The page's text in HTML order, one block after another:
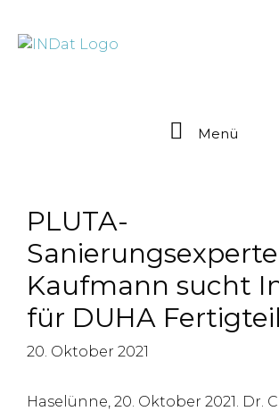
Menü
PLUTA-
Kaufmann sucht
für DUHA
20. Oktober 2021
Haselünne, 20. Oktober 2021. Dr.